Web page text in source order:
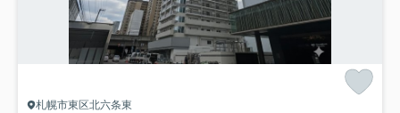
札幌市東区北六条東